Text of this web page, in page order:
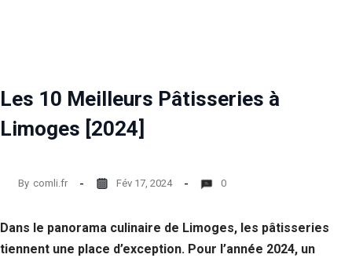
Les 10 Meilleurs Pâtisseries à
Limoges [2024]
By comli.fr Fév 17, 2024 0
Dans le panorama culinaire de Limoges, les pâtisseries
tiennent une place d’exception. Pour l’année 2024, un